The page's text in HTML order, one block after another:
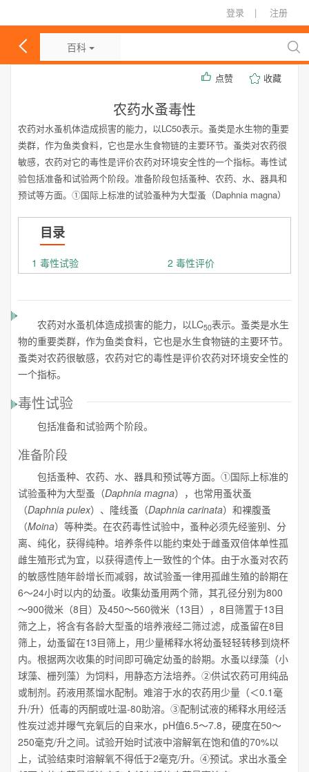
登录 | 注册
百科
收藏
点赞
农药水蚤毒性
农药对水蚤机体造成损害的能力，以LC50表示。蚤类是水生物的重要
类群，作为鱼类食料，它也是水生食物链的主要环节。蚤类对农药很
敏感，农药对它的毒性是评价农药对环境安全性的一个指标。毒性试
验包括准备和试验两个阶段。准备阶段包括蚤种、农药、水、器具和
预试等方面。①国际上标准的试验蚤种为大型蚤（Daphnia magna）
目录
1 毒性试验 2 毒性评价
农药对水蚤机体造成损害的能力，以LC50表示。蚤类是水生
物的重要类群，作为鱼类食料，它也是水生食物链的主要环节。
蚤类对农药很敏感，农药对它的毒性是评价农药对环境安全性的
一个指标。
毒性试验
包括准备和试验两个阶段。
准备阶段
包括蚤种、农药、水、器具和预试等方面。①国际上标准的
试验蚤种为大型蚤（Daphnia magna），也常用蚤状蚤
（Daphnia pulex）、隆线蚤（Daphnia carinata）和裸腹蚤
（Moina）等种类。在农药毒性试验中，蚤种必须先经鉴别、分
离、纯化，获得纯种。培养条件以能约束处于雌蚤双倍体单性孤
雌生殖形式为宜，以获得遗传上一致性的个体。由于水蚤对农药
的敏感性随年龄增长而减弱，故试验蚤一律用孤雌生殖的龄期在
6～24小时以内的幼蚤。收集幼蚤用两个筛，其孔径分别为800
～900微米（8目）及450～560微米（13目），8目筛置于13目
筛之上，将含有各龄大型蚤的培养液经二筛过滤，成蚤留在8目
筛上，幼蚤留在13目筛上，用少量稀释水将幼蚤轻轻转移到烧杯
内。根据两次收集的时间即可确定幼蚤的龄期。水蚤以绿藻（小
球藻、栅列藻）为饲料，用静态方法培养。②供试农药可用纯品
或制剂。药液用蒸馏水配制。难溶于水的农药用少量（＜0.1毫
升/升）低毒的丙酮或吐温-80助溶。③配制试液的稀释水用经活
性炭过滤并曝气充氧后的自来水，pH值6.5～7.8，硬度在50～
250毫克/升之间。试验开始时试液中溶解氧在饱和值的70%以
上，试验结束时溶解氧不得低于2毫克/升。④预试。求出水蚤全